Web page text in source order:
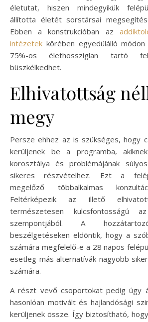
életutat, hiszen mindegyikük
állította életét sorstársai
Ebben a konstrukcióban az
intézetek körében egyedülálló
75%-os élethossziglan tartó
büszkélkedhet.
Elhivatottság
megy
Persze ehhez az is szükséges, hogy
kerüljenek be a programba,
korosztálya és problémájának
sikeres részvételhez. Ezt a
megelőző többalkalmas
Feltérképezik az illető
természetesen kulcsfontosságú
szempontjából. A
beszélgetéseken eldöntik, hogy a
számára megfelelő-e a 28 napos
esetleg más alternatívák nagyobb
számára.
A részt vevő csoportokat pedig úgy
hasonlóan motivált és hajlandósági
kerüljenek össze. Így biztosítható,